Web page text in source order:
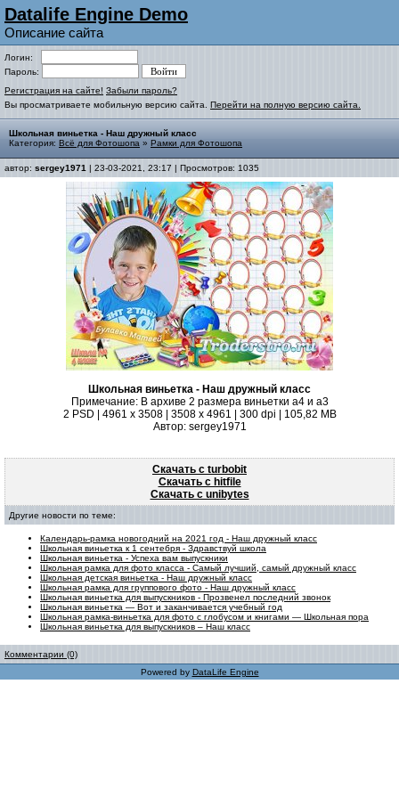
Datalife Engine Demo
Описание сайта
Логин:
Пароль:
Регистрация на сайте! Забыли пароль?
Вы просматриваете мобильную версию сайта. Перейти на полную версию сайта.
Школьная виньетка - Наш дружный класс
Категория: Всё для Фотошопа » Рамки для Фотошопа
автор: sergey1971 | 23-03-2021, 23:17 | Просмотров: 1035
Школьная виньетка - Наш дружный класс
Примечание: В архиве 2 размера виньетки а4 и а3
2 PSD | 4961 x 3508 | 3508 x 4961 | 300 dpi | 105,82 MB
Автор: sergey1971
Скачать с turbobit
Скачать с hitfile
Скачать с unibytes
Другие новости по теме:
Календарь-рамка новогодний на 2021 год - Наш дружный класс
Школьная виньетка к 1 сентебря - Здравствуй школа
Школьная виньетка - Успеха вам выпускники
Школьная рамка для фото класса - Самый лучший, самый дружный класс
Школьная детская виньетка - Наш дружный класс
Школьная рамка для группового фото - Наш дружный класс
Школьная виньетка для выпускников - Прозвенел последний звонок
Школьная виньетка — Вот и заканчивается учебный год
Школьная рамка-виньетка для фото с глобусом и книгами — Школьная пора
Школьная виньетка для выпускников – Наш класс
Комментарии (0)
Powered by DataLife Engine